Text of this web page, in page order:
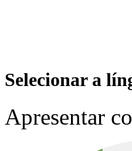
Selecionar a
Apresentar